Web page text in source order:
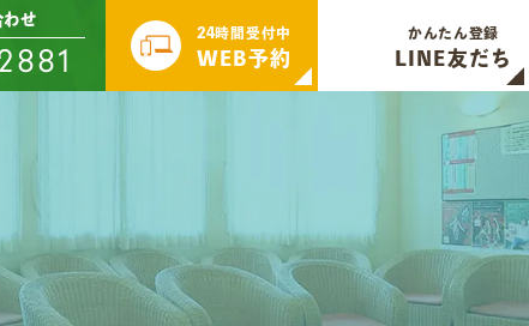
わせ
24時間受付中
WEB予約
かんたん登録
LINE友だち